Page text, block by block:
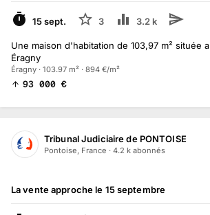
15 sept. 3 3.2 k
Une maison d'habitation de 103,97 m² située
Éragny
Éragny · 103.97 m² · 894 €/m²
93 000 €
Tribunal Judiciaire de PONTOISE
Pontoise, France · 4.2 k abonnés
À VENIR
La vente approche le 15 septembre